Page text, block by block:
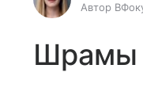
Автор
Шрамы